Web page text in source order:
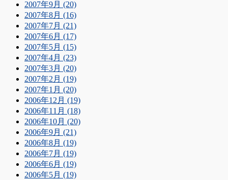
2007年9月 (20)
2007年8月 (16)
2007年7月 (21)
2007年6月 (17)
2007年5月 (15)
2007年4月 (23)
2007年3月 (20)
2007年2月 (19)
2007年1月 (20)
2006年12月 (19)
2006年11月 (18)
2006年10月 (20)
2006年9月 (21)
2006年8月 (19)
2006年7月 (19)
2006年6月 (19)
2006年5月 (19)